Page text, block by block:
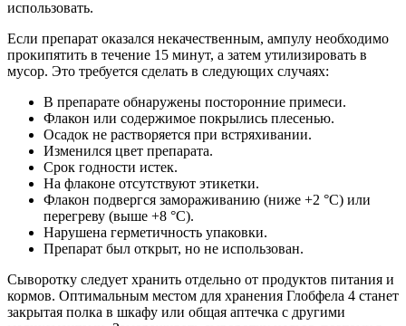
использовать.
Если препарат оказался некачественным, ампулу необходимо
прокипятить в течение 15 минут, а затем утилизировать в
мусор. Это требуется сделать в следующих случаях:
В препарате обнаружены посторонние примеси.
Флакон или содержимое покрылись плесенью.
Осадок не растворяется при встряхивании.
Изменился цвет препарата.
Срок годности истек.
На флаконе отсутствуют этикетки.
Флакон подвергся замораживанию (ниже +2 °C) или
перегреву (выше +8 °C).
Нарушена герметичность упаковки.
Препарат был открыт, но не использован.
Сыворотку следует хранить отдельно от продуктов питания и
кормов. Оптимальным местом для хранения Глобфела 4 станет
закрытая полка в шкафу или общая аптечка с другими